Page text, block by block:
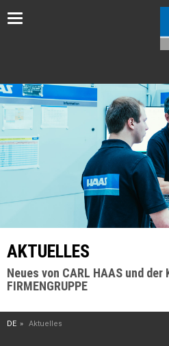
Toggle
AKTUELLES
Neues von CARL HAAS und der
FIRMENGRUPPE
DE Aktuelles